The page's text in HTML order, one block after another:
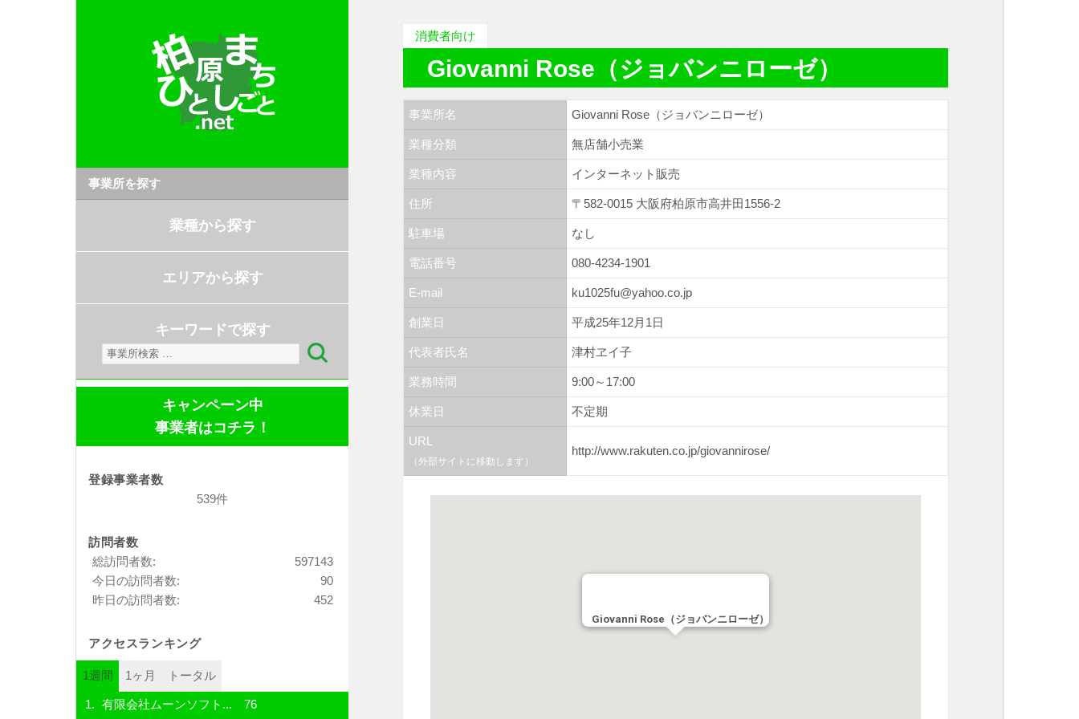
事業所を探す
業種から探す
エリアから探す
キーワードで探す
検
索:
キャンペーン中
事業者はコチラ！
登録事業者数
539件
訪問者数
597143
総訪問者数:
90
今日の訪問者数:
452
昨日の訪問者数:
アクセスランキング
1週間 1ヶ月 トータル
有限会社ムーンソフト... 76
消費者向け
Giovanni Rose（ジョバンニローゼ）
事業所名 Giovanni Rose（ジョバンニローゼ）
業種分類 無店舗小売業
業種内容 インターネット販売
住所 〒582-0015 大阪府柏原市高井田1556-2
駐車場 なし
電話番号 080-4234-1901
E-mail ku1025fu@yahoo.co.jp
創業日 平成25年12月1日
代表者氏名 津村ヱイ子
業務時間 9:00～17:00
休業日 不定期
URL
（外部サイトに移動します）
http://www.rakuten.co.jp/giovannirose/
Giovanni Rose（ジョバンニローゼ）